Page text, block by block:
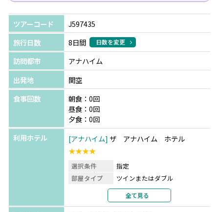
＼今だけの特典！／
ディズニーランド・リゾート テーマ・パークチケットをご
購入の方へ
パーク内やキャラクターダイニングでご利用いただけるギ
フトカードをプレゼント！
※テーマ・パークチケット料金は日程により異なります。
詳細はお問合せください。
ツアーコード
J597435
旅行日数
8日間 日数を変更
訪問都市
アナハイム
出発地
関空
食事回数
朝食：0回
昼食：0回
夕食：0回
利用ホテル
アナハイム ザ アナハイム ホテル
★★★★
選択条件
指定
部屋タイプ
ツインまたはダブル
2名1室利用
部屋カテゴリ
全て見る